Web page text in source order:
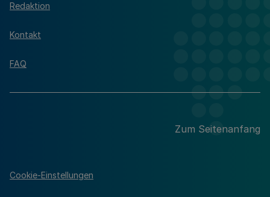
Redaktion
Kontakt
FAQ
Zum Seitenanfang
Cookie-Einstellungen